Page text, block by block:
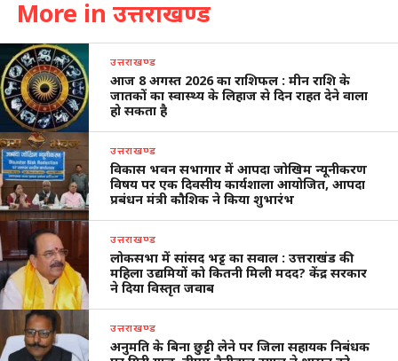
More in उत्तराखण्ड
उत्तराखण्ड
आज 8 अगस्त 2026 का राशिफल : मीन राशि के
जातकों का स्वास्थ्य के लिहाज से दिन राहत देने वाला
हो सकता है
उत्तराखण्ड
विकास भवन सभागार में आपदा जोखिम न्यूनीकरण
विषय पर एक दिवसीय कार्यशाला आयोजित, आपदा
प्रबंधन मंत्री कौशिक ने किया शुभारंभ
उत्तराखण्ड
लोकसभा में सांसद भट्ट का सवाल : उत्तराखंड की
महिला उद्यमियों को कितनी मिली मदद? केंद्र सरकार
ने दिया विस्तृत जवाब
उत्तराखण्ड
अनुमति के बिना छुट्टी लेने पर जिला सहायक निबंधक